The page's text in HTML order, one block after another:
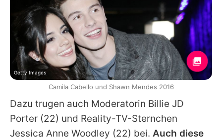
Dazu trugen auch Moderatorin Billie JD
Porter (22) und Reality-TV-Sternchen
Jessica Anne Woodley (22) bei. Auch diese
Getty Images
Camila Cabello und Shawn Mendes 2016